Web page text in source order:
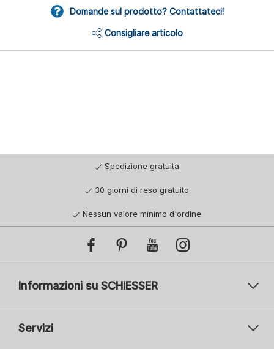
Domande sul prodotto? Contattateci!
Consigliare articolo
Spedizione gratuita
30 giorni di reso gratuito
Nessun valore minimo d'ordine
Informazioni su SCHIESSER
Servizi